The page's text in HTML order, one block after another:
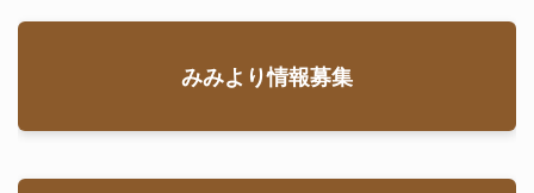
みみより情報募集